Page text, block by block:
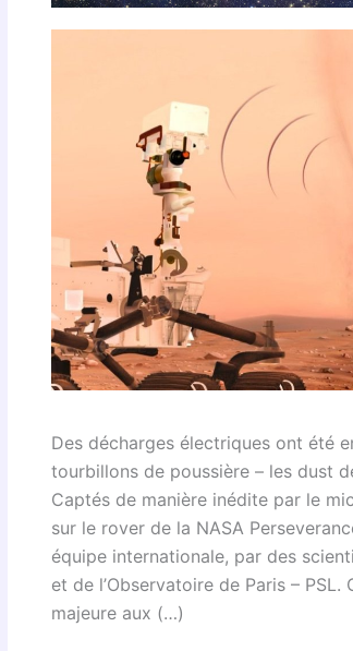
Des décharges électriques ont été
tourbillons de poussière – les dust
Captés de manière inédite par le
sur le rover de la NASA
équipe internationale, par des
et de l’Observatoire de Paris –
majeure aux (…)